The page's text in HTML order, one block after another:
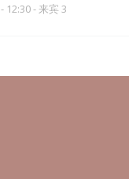
- 12:30 - 来宾 3